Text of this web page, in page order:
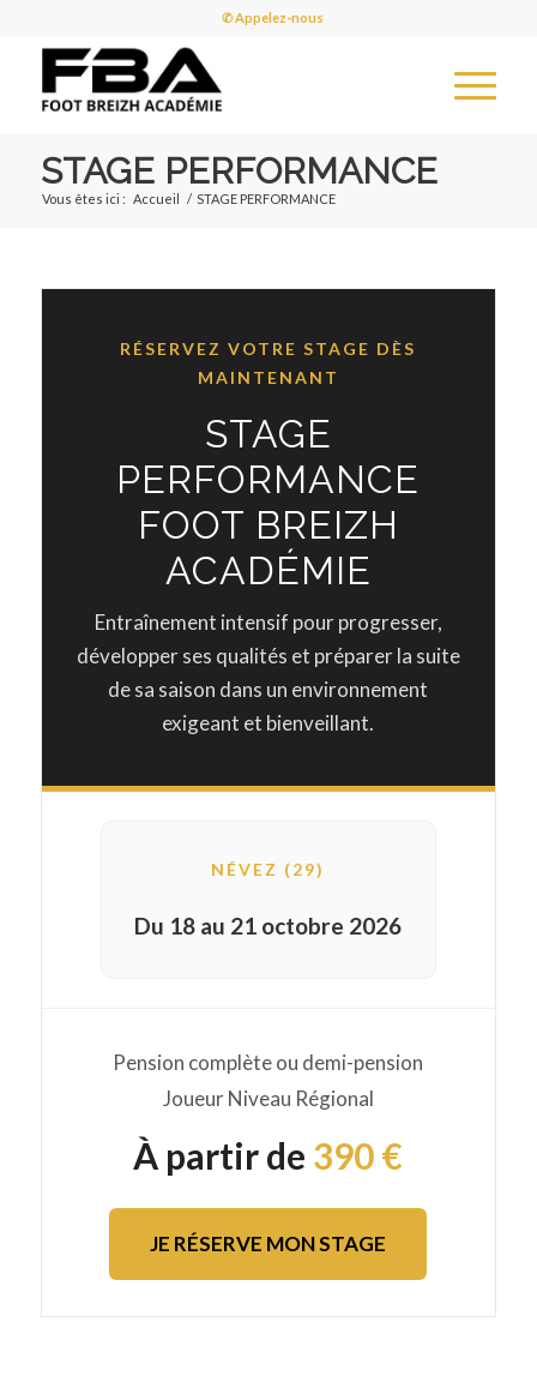
✆ Appelez-nous
STAGE PERFORMANCE
Vous êtes ici : Accueil / STAGE PERFORMANCE
RÉSERVEZ VOTRE STAGE DÈS
MAINTENANT
STAGE
PERFORMANCE
FOOT BREIZH
ACADÉMIE
Entraînement intensif pour progresser,
développer ses qualités et préparer la suite
de sa saison dans un environnement
exigeant et bienveillant.
NÉVEZ (29)
Du 18 au 21 octobre 2026
Pension complète ou demi-pension
Joueur Niveau Régional
À partir de 390 €
JE RÉSERVE MON STAGE